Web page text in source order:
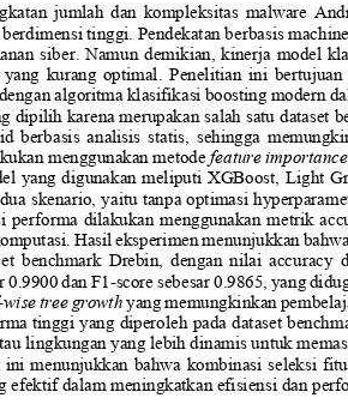
jumlah  dan  kompleksitas  malware
tinggi. Pendekatan berbasis
siber. Namun demikian, kinerja model
yang  kurang  optimal.  Penelitian  ini
algoritma klasifikasi boosting modern
dipilih karena merupakan salah satu dataset
berbasis  analisis  statis ,  sehingga
menggunakan metode feature importance
yang digunakan meliputi XGBoost, Light
skenario, yaitu tanpa optimasi
performa dilakukan menggunakan metrik
Hasil eksperimen menunjukkan
benchmark  Drebin,  dengan  nilai  accuracy
0.9900dan F1-score sebesar 0.9865 , yang
wise tree growthyang memungkinkan
tinggi yang diperoleh pada dataset
lingkungan yang lebih dinamis untuk
ini  menunjukkan  bahwa kombinasi  seleksi
efektif dalam meningkatkan efisiensi dan